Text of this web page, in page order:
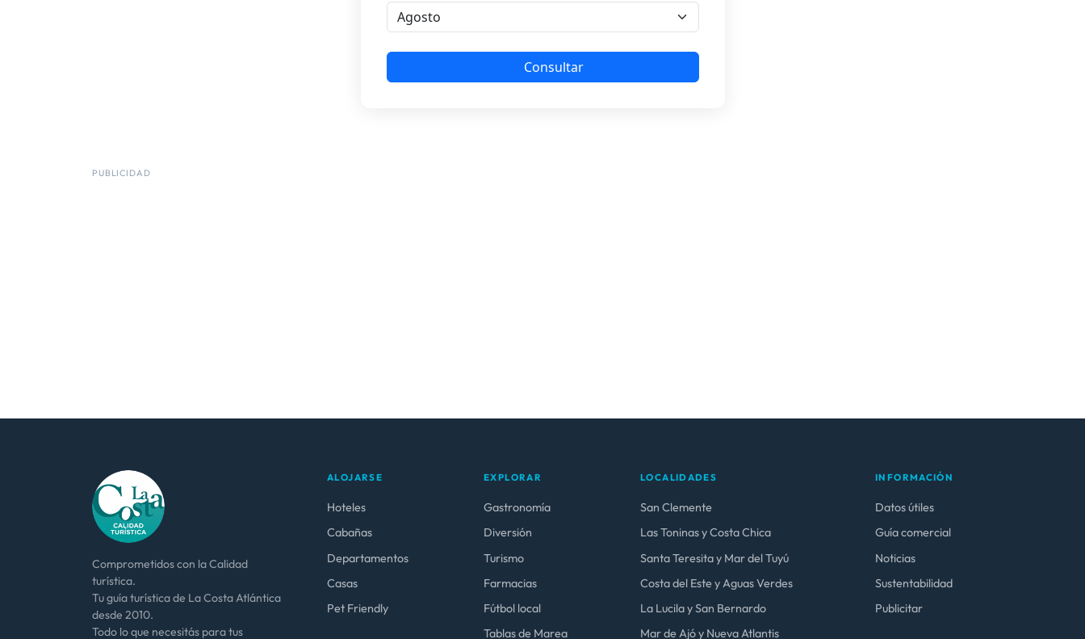
Consultar
PUBLICIDAD
Comprometidos con la Calidad
turística.
Tu guía turística de La Costa Atlántica
desde 2010.
Todo lo que necesitás para tus
ALOJARSE
Hoteles
Cabañas
Departamentos
Casas
Pet Friendly
EXPLORAR
Gastronomía
Diversión
Turismo
Farmacias
Fútbol local
Tablas de Marea
LOCALIDADES
San Clemente
Las Toninas y Costa Chica
Santa Teresita y Mar del Tuyú
Costa del Este y Aguas Verdes
La Lucila y San Bernardo
Mar de Ajó y Nueva Atlantis
INFORMACIÓN
Datos útiles
Guía comercial
Noticias
Sustentabilidad
Publicitar